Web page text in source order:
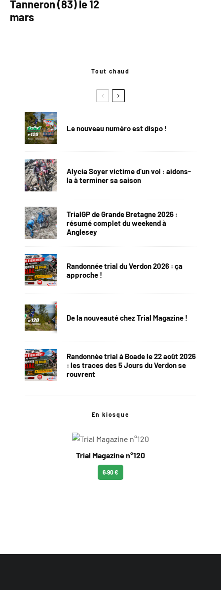
Tanneron (83) le 12
mars
Tout chaud
Le nouveau numéro est dispo !
Alycia Soyer victime d’un vol : aidons-
la à terminer sa saison
TrialGP de Grande Bretagne 2026 :
résumé complet du weekend à
Anglesey
Randonnée trial du Verdon 2026 : ça
approche !
De la nouveauté chez Trial Magazine !
Randonnée trial à Boade le 22 août 2026
: les traces des 5 Jours du Verdon se
rouvrent
En kiosque
Trial Magazine n°120
6.90 €